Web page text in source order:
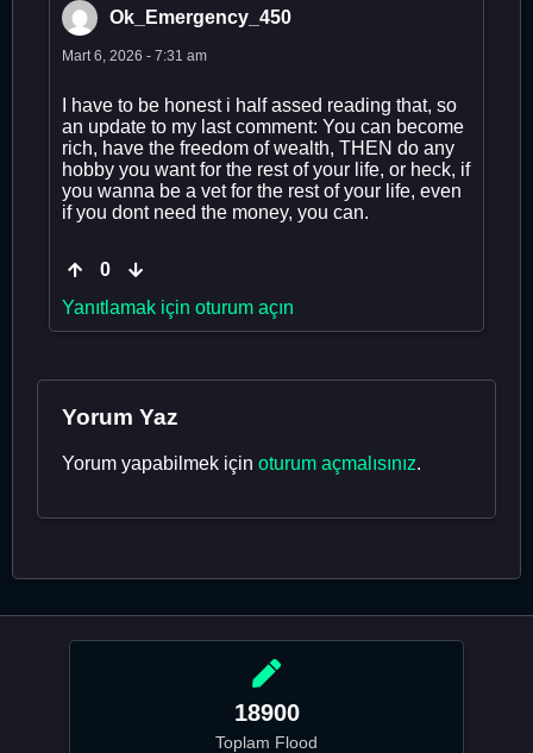
Ok_Emergency_450
Mart 6, 2026 - 7:31 am
I have to be honest i half assed reading that, so
an update to my last comment: You can become
rich, have the freedom of wealth, THEN do any
hobby you want for the rest of your life, or heck, if
you wanna be a vet for the rest of your life, even
if you dont need the money, you can.
0
Yanıtlamak için oturum açın
Yorum Yaz
Yorum yapabilmek için oturum açmalısınız.
18900
Toplam Flood